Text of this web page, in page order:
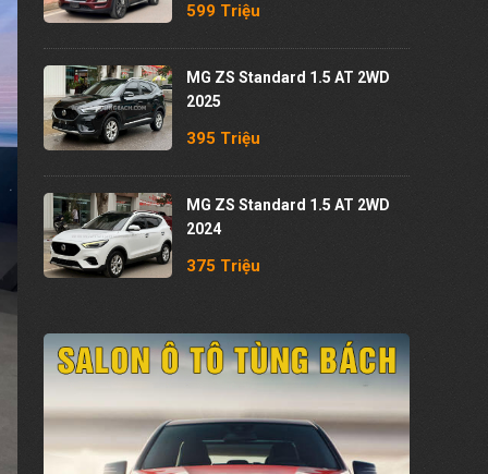
599 Triệu
MG ZS Standard 1.5 AT 2WD
2025
395 Triệu
MG ZS Standard 1.5 AT 2WD
2024
375 Triệu